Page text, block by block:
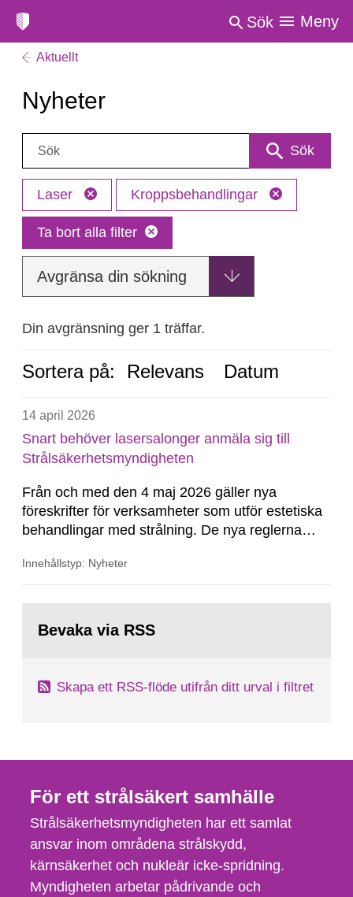
Sök Meny
Aktuellt
Nyheter
Sök: Sök
Laser Kroppsbehandlingar
Ta bort alla filter
Avgränsa din sökning
Din avgränsning ger 1 träffar.
Sortera på: Relevans Datum
14 april 2026
Snart behöver lasersalonger anmäla sig till
Strålsäkerhetsmyndigheten
Från och med den 4 maj 2026 gäller nya
föreskrifter för verksamheter som utför estetiska
behandlingar med strålning. De nya reglerna
behandlingar med laser, IPL, ultraljud och annan
Innehållstyp: Nyheter
sida:Bevaka via RSS
Skapa ett RSS-flöde utifrån ditt urval i filtret
För ett strålsäkert samhälle
Strålsäkerhetsmyndigheten har ett samlat
ansvar inom områdena strålskydd,
kärnsäkerhet och nukleär icke-spridning.
Myndigheten arbetar pådrivande och